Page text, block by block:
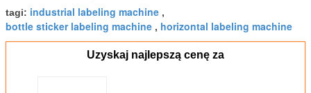
tagi: industrial labeling machine ,
bottle sticker labeling machine , horizontal labeling machine
Uzyskaj najlepszą cenę za